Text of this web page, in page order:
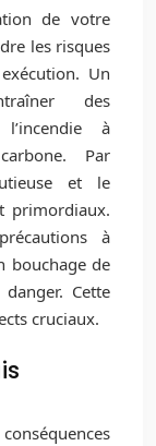
de votre
les risques
Un
des
à
Par
et le
primordiaux.
à
bouchage de
Cette
cruciaux.